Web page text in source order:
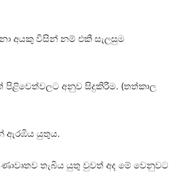
අයකු විසින් නම් එකී සැලසුම
පිළිවෙත්වලට අනුව සිදුකිරීම. (තත්කාල
ඇරඹිය යුතුය.
තැබිය යුතු වුවත් අද මේ වෙනුවට